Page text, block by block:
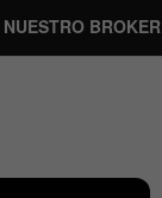
NUESTRO BROKER